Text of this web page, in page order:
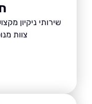
חברת
שירותי ניקיון מקצועיים
צוות מנוסה